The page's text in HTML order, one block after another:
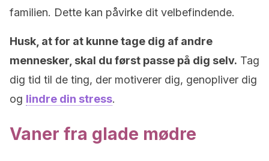
familien. Dette kan påvirke dit velbefindende.
Husk, at for at kunne tage dig af andre
mennesker, skal du først passe på dig selv. Tag
dig tid til de ting, der motiverer dig, genopliver dig
og lindre din stress.
Vaner fra glade mødre